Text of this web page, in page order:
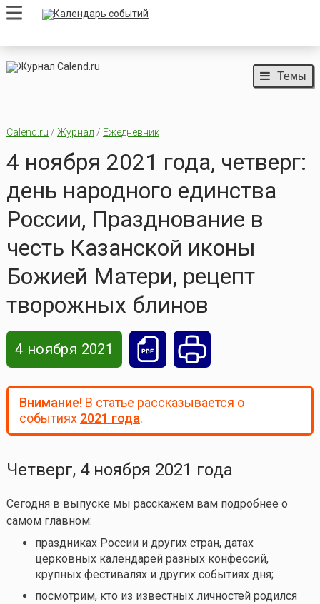
Темы
Calend.ru / Журнал / Ежедневник
4 ноября 2021 года, четверг:
день народного единства
России, Празднование в
честь Казанской иконы
Божией Матери, рецепт
творожных блинов
4 ноября 2021
Внимание!В статье рассказывается о
событиях 2021 года.
Четверг, 4 ноября 2021 года
Сегодня в выпуске мы расскажем вам подробнее о
самом главном:
праздниках России и других стран, датах
церковных календарей разных конфессий,
крупных фестивалях и других событиях дня;
посмотрим, кто из известных личностей родился